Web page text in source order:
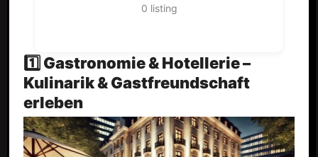
0 listing
1️⃣ Gastronomie & Hotellerie –
Kulinarik & Gastfreundschaft
erleben